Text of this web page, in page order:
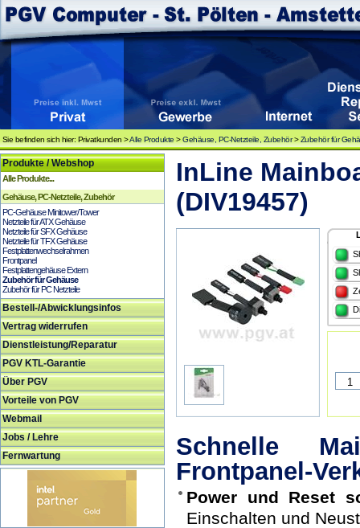
Sie befinden sich hier: Privatkunden >Alle Produkte >Gehäuse, PC-Netzteile, Zubehör>Zubehör für
Produkte / Webshop
Alle Produkte...
Gehäuse, PC-Netzteile, Zubehör
PC-Gehäuse Minitower/Tower
Netzteile für ATX Gehäuse
Netzteile für SFX Gehäuse
Netzteile für TFX Gehäuse
Festplattenwechselrahmen
Frontpanel
Festplattengehäuse Extern
Zubehör für Gehäuse
Zubehör für PC Netzteile
Bestell-/Abwicklungsinfos
Vertrag widerrufen
Dienstleistung/Reparatur
PGV KTL-Garantie
Über PGV
Vorteile von PGV
Webmail
Jobs / Lehre
Fernwartung
InLine
(DIV19457)
Schnelle
Frontpanel-
Power und Reset
Einschalten und